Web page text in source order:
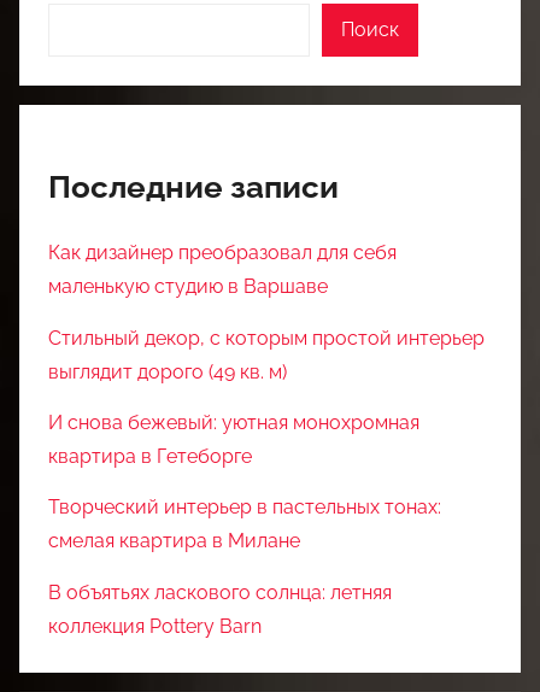
Поиск
Последние записи
Как дизайнер преобразовал для себя
маленькую студию в Варшаве
Стильный декор, с которым простой интерьер
выглядит дорого (49 кв. м)
И снова бежевый: уютная монохромная
квартира в Гетеборге
Творческий интерьер в пастельных тонах:
смелая квартира в Милане
В объятьях ласкового солнца: летняя
коллекция Pottery Barn